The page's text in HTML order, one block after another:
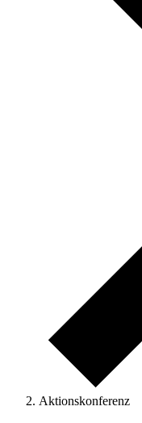
Aktionskonferenz